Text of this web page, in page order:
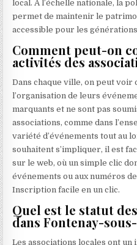
local. À l’échelle nationale, la
permet de maintenir le
accessible pour les
Comment peut-on
activités des
Dans chaque ville, on peut voir
l’organisation de leurs
marquants et ne sont pas
associations, comme dans
variété d’événements tout au
souhaitent s’impliquer, il est
sur le web, où un simple clic
événements ou aux numéros
Inscription facile en un clic.
Quel est le statut
dans Fontenay-
Les associations locales ont un